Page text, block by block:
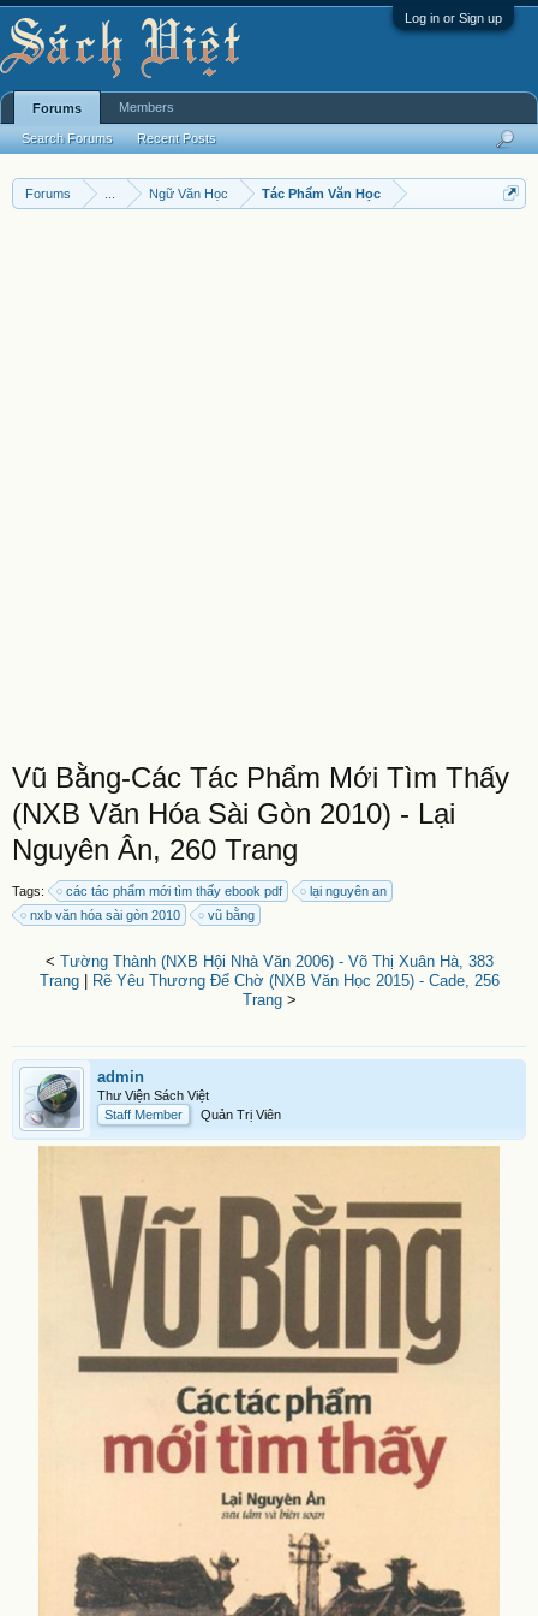
Log in or Sign up
Forums Ngữ Văn Học Tác Phẩm Văn Học
Vũ Bằng-Các Tác Phẩm Mới Tìm Thấy
(NXB Văn Hóa Sài Gòn 2010) - Lại
Nguyên Ân, 260 Trang
Tags: các tác phẩm mới tìm thấy ebook pdf
lại nguyên an
nxb văn hóa sài gòn 2010
vũ bằng
< Tường Thành (NXB Hội Nhà Văn 2006) - Võ Thị Xuân Hà, 383
Trang|
Rẽ Yêu Thương Để Chờ (NXB Văn Học 2015) - Cade, 256
Trang>
admin
Thư Viện Sách Việt
Staff Member
Quản Trị Viên
Forums
Search Forums Recent Posts
Members